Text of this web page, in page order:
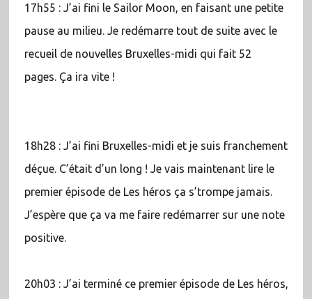
17h55 : J’ai fini le Sailor Moon, en faisant une petite
pause au milieu. Je redémarre tout de suite avec le
recueil de nouvelles Bruxelles-midi qui fait 52
pages. Ça ira vite !
18h28 : J’ai fini Bruxelles-midi et je suis franchement
déçue. C’était d’un long ! Je vais maintenant lire le
premier épisode de Les héros ça s’trompe jamais.
J’espère que ça va me faire redémarrer sur une note
positive.
20h03 : J’ai terminé ce premier épisode de Les héros,